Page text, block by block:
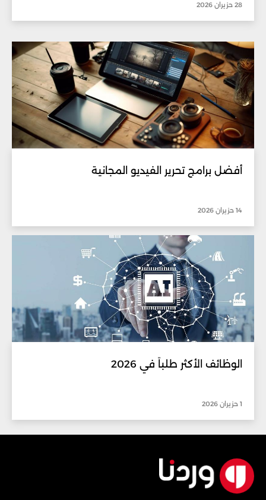
28 حزيران 2026
أفضل برامج تحرير الفيديو المجانية
14 حزيران 2026
الوظائف الأكثر طلباً في 2026
1 حزيران 2026